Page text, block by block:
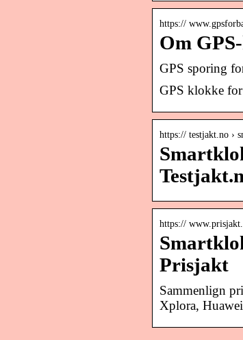
https://
Om
GPS sporing
GPS klokke
https:// testjakt.no ›
https://
Prisjakt
Sammenlign
Xplora,